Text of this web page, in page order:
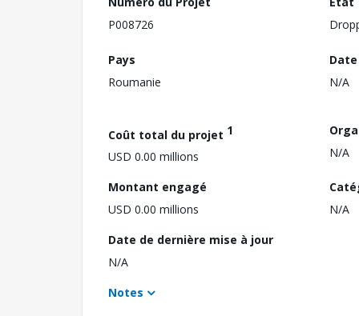
P008726
Pays
Roumanie
N/A
Coût total du projet 1
USD 0.00 millions
N/A
Montant engagé
USD 0.00 millions
N/A
Date de dernière mise à jour
N/A
Notes